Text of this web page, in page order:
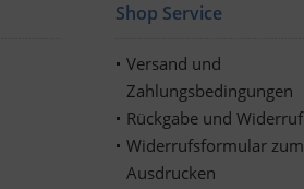
Shop Service
Versand und
Zahlungsbedingungen
Rückgabe und Widerruf
Widerrufsformular zum
Ausdrucken